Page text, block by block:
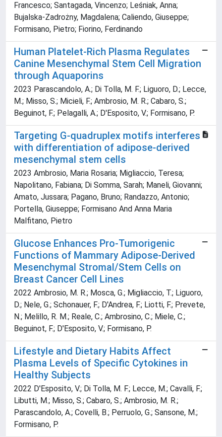
Francesco; Santagada, Vincenzo; Leśniak, Anna;
Bujalska-Zadrożny, Magdalena; Caliendo, Giuseppe;
Formisano, Pietro; Fiorino, Ferdinando
Human Platelet-Rich Plasma Regulates
Canine Mesenchymal Stem Cell Migration
through Aquaporins
2023 Parascandolo, A.; Di Tolla, M. F.; Liguoro, D.; Lecce,
M.; Misso, S.; Micieli, F.; Ambrosio, M. R.; Cabaro, S.;
Beguinot, F.; Pelagalli, A.; D'Esposito, V.; Formisano, P.
Targeting G-quadruplex motifs interferes
with differentiation of adipose-derived
mesenchymal stem cells
2023 Ambrosio, Maria Rosaria; Migliaccio, Teresa;
Napolitano, Fabiana; Di Somma, Sarah; Maneli, Giovanni;
Amato, Jussara; Pagano, Bruno; Randazzo, Antonio;
Portella, Giuseppe; Formisano And Anna Maria
Malfitano, Pietro
Glucose Enhances Pro-Tumorigenic
Functions of Mammary Adipose-Derived
Mesenchymal Stromal/Stem Cells on
Breast Cancer Cell Lines
2022 Ambrosio, M. R.; Mosca, G.; Migliaccio, T.; Liguoro,
D.; Nele, G.; Schonauer, F.; D'Andrea, F.; Liotti, F.; Prevete,
N.; Melillo, R. M.; Reale, C.; Ambrosino, C.; Miele, C.;
Beguinot, F.; D'Esposito, V.; Formisano, P.
Lifestyle and Dietary Habits Affect
Plasma Levels of Specific Cytokines in
Healthy Subjects
2022 D'Esposito, V.; Di Tolla, M. F.; Lecce, M.; Cavalli, F.;
Libutti, M.; Misso, S.; Cabaro, S.; Ambrosio, M. R.;
Parascandolo, A.; Covelli, B.; Perruolo, G.; Sansone, M.;
Formisano, P.